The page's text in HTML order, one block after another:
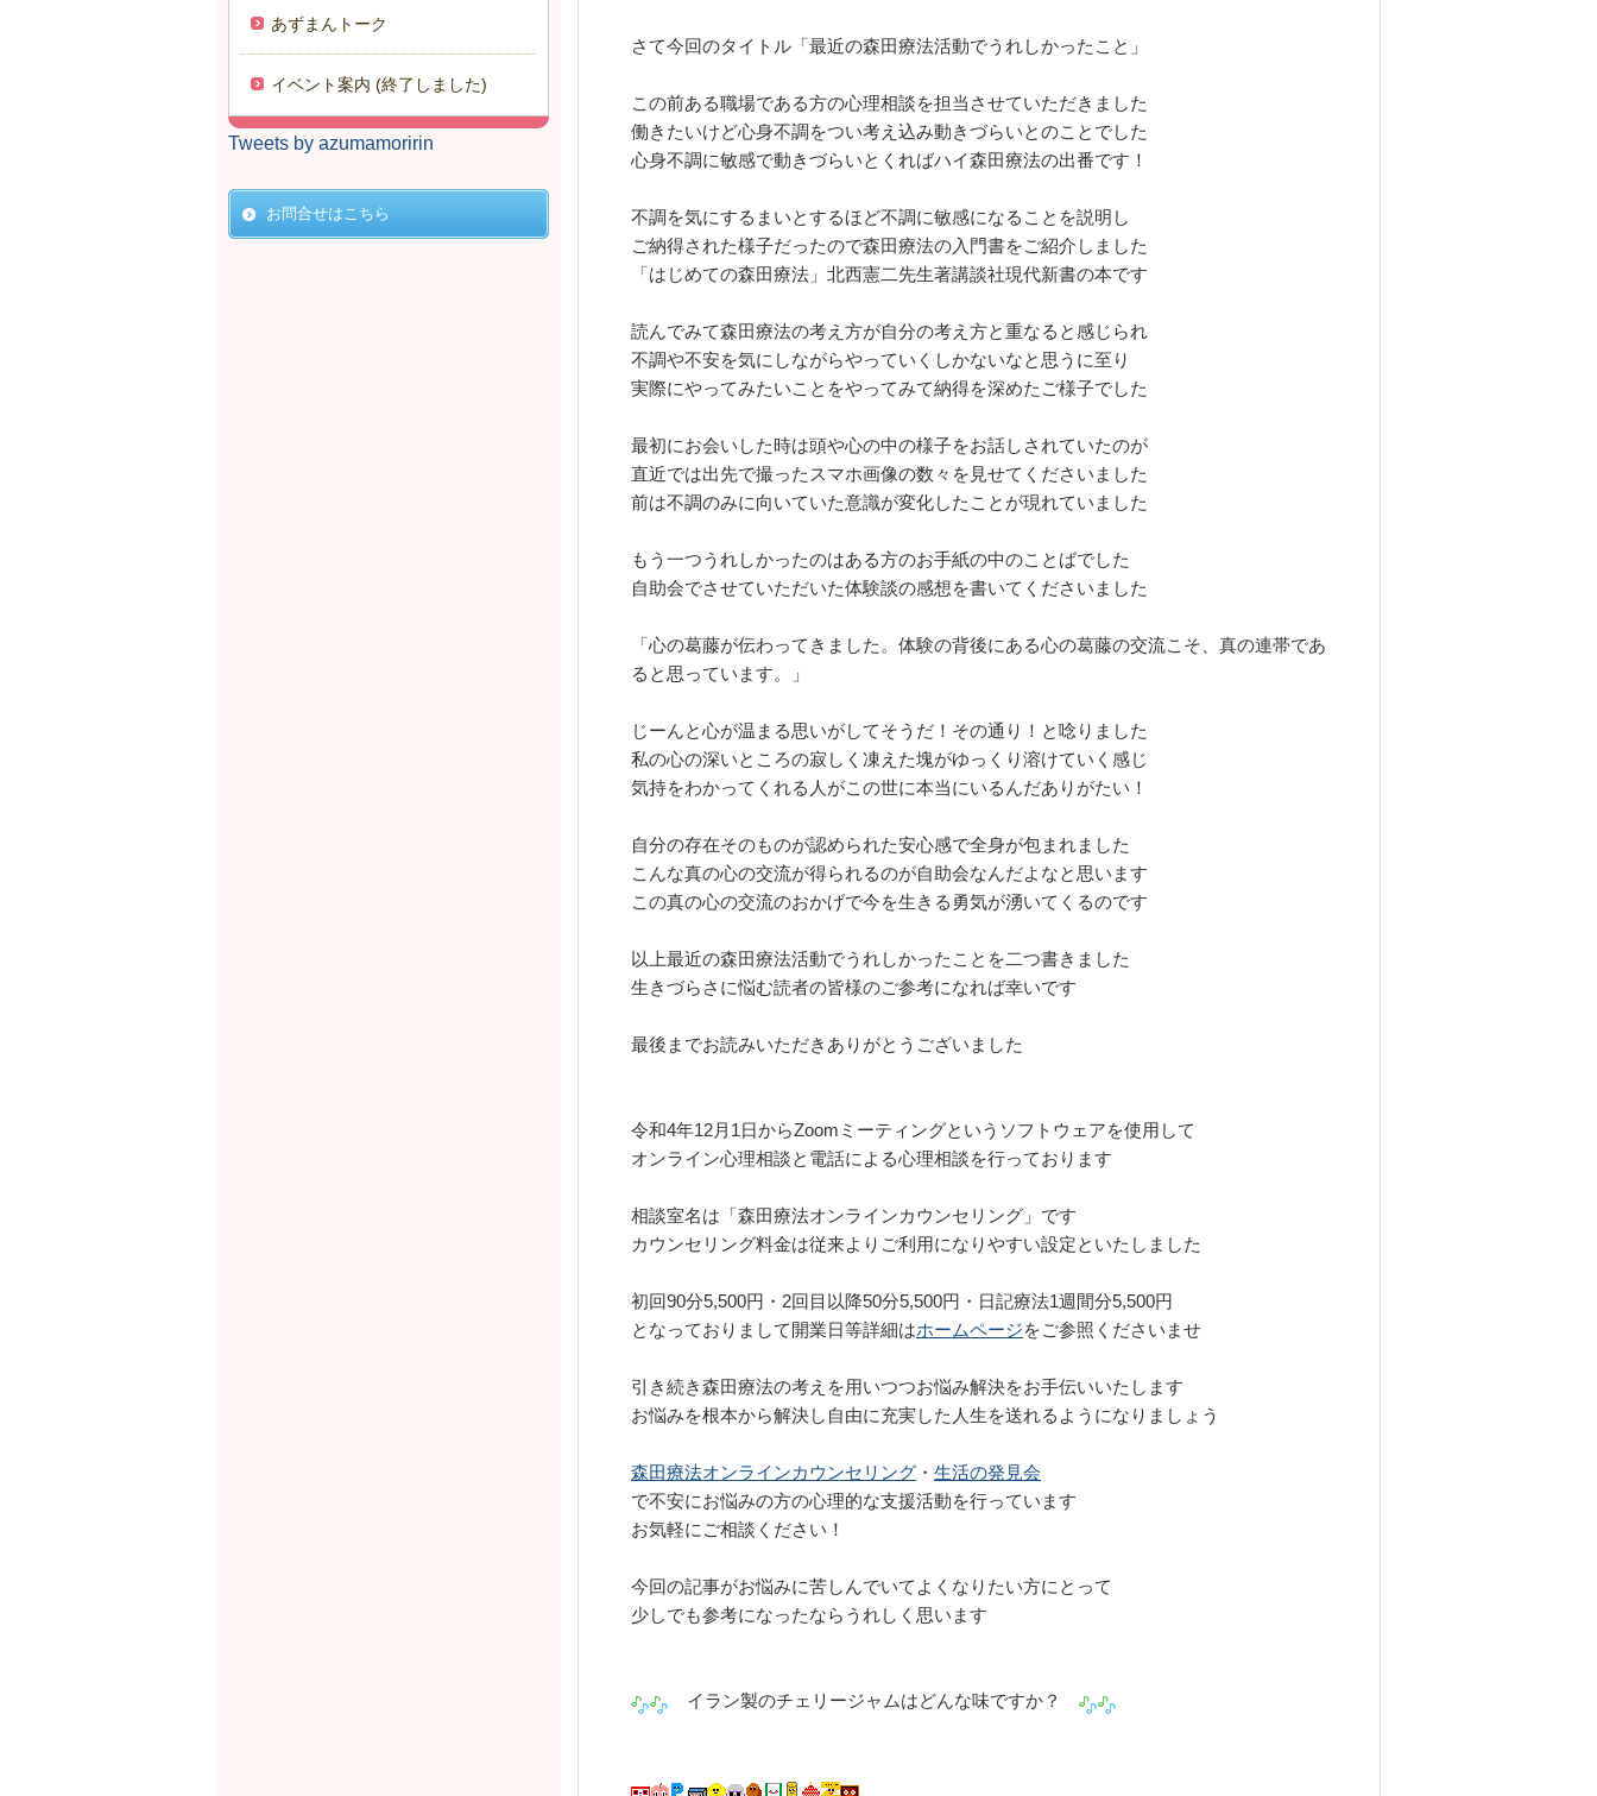
さて今回のタイトル「最近の森田療法活動でうれしかったこと」
この前ある職場である方の心理相談を担当させていただきました
働きたいけど心身不調をつい考え込み動きづらいとのことでした
心身不調に敏感で動きづらいとくればハイ森田療法の出番です！
不調を気にするまいとするほど不調に敏感になることを説明し
ご納得された様子だったので森田療法の入門書をご紹介しました
「はじめての森田療法」北西憲二先生著講談社現代新書の本です
読んでみて森田療法の考え方が自分の考え方と重なると感じられ
不調や不安を気にしながらやっていくしかないなと思うに至り
実際にやってみたいことをやってみて納得を深めたご様子でした
最初にお会いした時は頭や心の中の様子をお話しされていたのが
直近では出先で撮ったスマホ画像の数々を見せてくださいました
前は不調のみに向いていた意識が変化したことが現れていました
もう一つうれしかったのはある方のお手紙の中のことばでした
自助会でさせていただいた体験談の感想を書いてくださいました
「心の葛藤が伝わってきました。体験の背後にある心の葛藤の交流こそ、真の連帯であ
ると思っています。」
じーんと心が温まる思いがしてそうだ！その通り！と唸りました
私の心の深いところの寂しく凍えた塊がゆっくり溶けていく感じ
気持をわかってくれる人がこの世に本当にいるんだありがたい！
自分の存在そのものが認められた安心感で全身が包まれました
こんな真の心の交流が得られるのが自助会なんだよなと思います
この真の心の交流のおかげで今を生きる勇気が湧いてくるのです
以上最近の森田療法活動でうれしかったことを二つ書きました
生きづらさに悩む読者の皆様のご参考になれば幸いです
最後までお読みいただきありがとうございました
令和4年12月1日からZoomミーティングというソフトウェアを使用して
オンライン心理相談と電話による心理相談を行っております
相談室名は「森田療法オンラインカウンセリング」です
カウンセリング料金は従来よりご利用になりやすい設定といたしました
初回90分5,500円・2回目以降50分5,500円・日記療法1週間分5,500円
となっておりまして開業日等詳細はホームページをご参照くださいませ
引き続き森田療法の考えを用いつつお悩み解決をお手伝いいたします
お悩みを根本から解決し自由に充実した人生を送れるようになりましょう
森田療法オンラインカウンセリング ・ 生活の発見会
で不安にお悩みの方の心理的な支援活動を行っています
お気軽にご相談ください！
今回の記事がお悩みに苦しんでいてよくなりたい方にとって
少しでも参考になったならうれしく思います
イラン製のチェリージャムはどんな味ですか？
あずまんトーク
イベント案内 (終了しました)
Tweets by azumamoririn
お問合せはこちら